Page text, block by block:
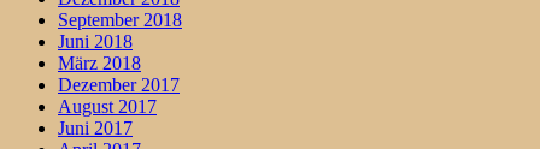
September 2018
Juni 2018
März 2018
Dezember 2017
August 2017
Juni 2017